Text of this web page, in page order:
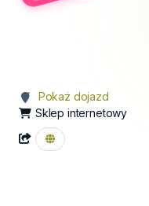
Pokaż dojazd
Sklep internetowy